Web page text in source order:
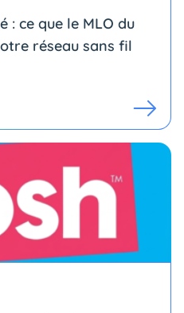
: ce que le MLO du
réseau sans fil